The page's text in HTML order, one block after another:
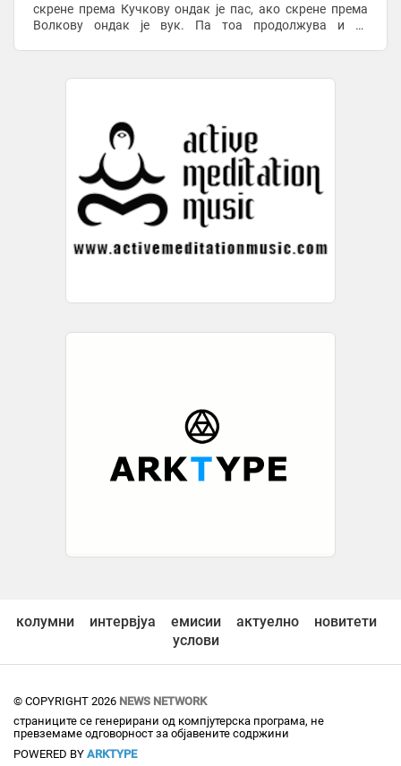
скрене према Кучкову ондак је пас, ако скрене према
Волкову ондак је вук. Па тоа продолжува и се
колумни интервјуа емисии актуелно
новитети
услови
© COPYRIGHT 2026 NEWS NETWORK
страниците се генерирани од компјутерска програма, не
превземаме одговорност за објавените содржини
POWERED BY ARKTYPE